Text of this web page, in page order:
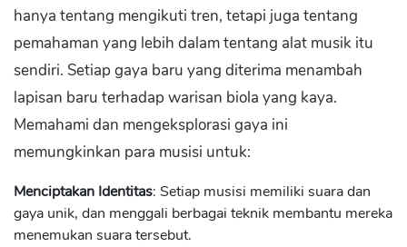
hanya tentang mengikuti tren, tetapi juga tentang
pemahaman yang lebih dalam tentang alat musik itu
sendiri. Setiap gaya baru yang diterima menambah
lapisan baru terhadap warisan biola yang kaya.
Memahami dan mengeksplorasi gaya ini
memungkinkan para musisi untuk:
Menciptakan Identitas: Setiap musisi memiliki suara dan
gaya unik, dan menggali berbagai teknik membantu mereka
menemukan suara tersebut.